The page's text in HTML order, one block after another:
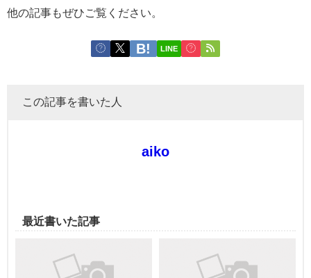
他の記事もぜひご覧ください。
LINE
この記事を書いた人
aiko
最近書いた記事